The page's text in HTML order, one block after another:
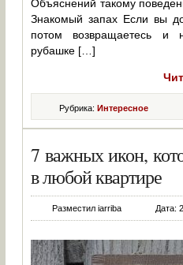
Объяснений такому
Знакомый запах Если вы
потом возвращаетесь и
рубашке […]
Рубрика:Интересное
7 важных икон,
в любой квартире
Разместил iarriba Дата: